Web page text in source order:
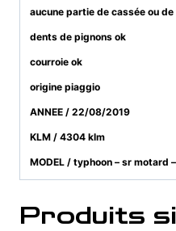
aucune partie de cassée ou
dents de pignons ok
courroie ok
origine piaggio
ANNEE / 22/08/2019
KLM / 4304 klm
MODEL / typhoon – sr motard
Produits